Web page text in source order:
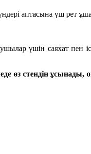
аптасына үш рет
үшін саяхат пен
өз стендін ұсынады,